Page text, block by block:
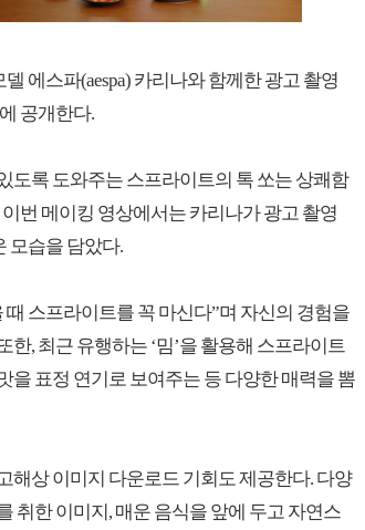
에스파(aespa) 카리나와 함께한 광고 촬영
공개한다.
도록 도와주는 스프라이트의 톡 쏘는 상쾌함
번 메이킹 영상에서는 카리나가 광고 촬영
모습을 담았다.
스프라이트를 꼭 마신다”며 자신의 경험을
, 최근 유행하는 ‘밈’을 활용해 스프라이트
을 표정 연기로 보여주는 등 다양한 매력을 뽐
해상 이미지 다운로드 기회도 제공한다. 다양
취한 이미지, 매운 음식을 앞에 두고 자연스